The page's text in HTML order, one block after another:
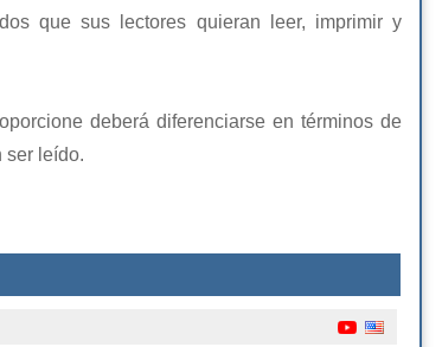
que sus lectores quieran leer, imprimir y
deberá diferenciarse en términos de
ser leído.